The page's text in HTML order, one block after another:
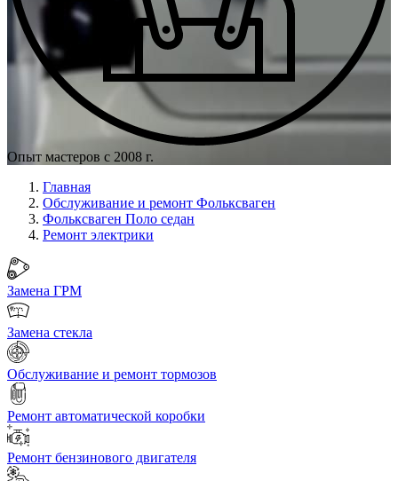
Опыт мастеров с 2008 г.
Главная
Обслуживание и ремонт Фольксваген
Фольксваген Поло седан
Ремонт электрики
Замена ГРМ
Замена стекла
Обслуживание и ремонт тормозов
Ремонт автоматической коробки
Ремонт бензинового двигателя